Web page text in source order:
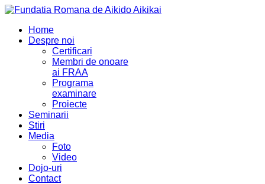
Home
Despre noi
Certificari
Membri de onoare
ai FRAA
Programa
examinare
Proiecte
Seminarii
Stiri
Media
Foto
Video
Dojo-uri
Contact